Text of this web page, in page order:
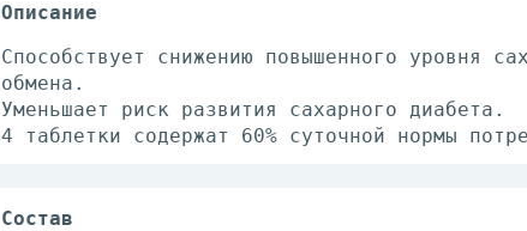
Описание
Способствует снижению повышенного уровня
обмена.
Уменьшает риск развития сахарного диабета.
4 таблетки содержат 60% суточной нормы
Состав